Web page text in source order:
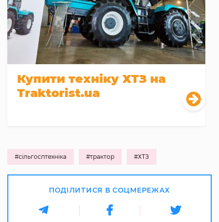
Купити техніку ХТЗ на
Traktorist.ua
#сільгосптехніка #трактор #ХТЗ
ПОДІЛИТИСЯ В СОЦМЕРЕЖАХ